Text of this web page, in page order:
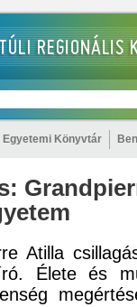
Egyetemi Könyvtár
Atilla
Élete és